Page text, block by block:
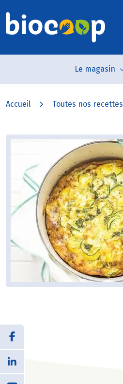
Le magasin
Accueil Toutes nos recettes